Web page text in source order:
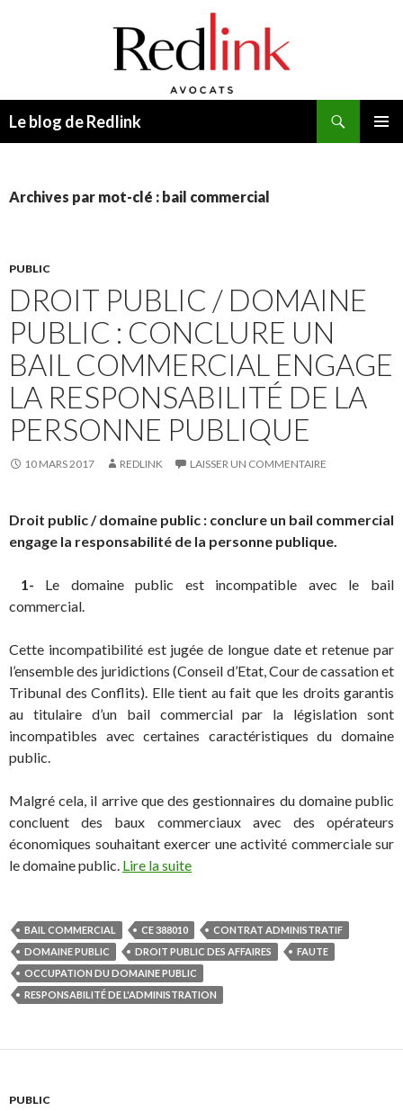
Le blog de Redlink
Archives par mot-clé : bail commercial
PUBLIC
DROIT PUBLIC / DOMAINE
PUBLIC : CONCLURE UN
BAIL COMMERCIAL ENGAGE
LA RESPONSABILITÉ DE LA
PERSONNE PUBLIQUE
10 MARS 2017 REDLINK LAISSER UN COMMENTAIRE
Droit public / domaine public : conclure un bail commercial
engage la responsabilité de la personne publique.
1- Le domaine public est incompatible avec le bail
commercial.
Cette incompatibilité est jugée de longue date et retenue par
l’ensemble des juridictions (Conseil d’Etat, Cour de cassation et
Tribunal des Conflits). Elle tient au fait que les droits garantis
au titulaire d’un bail commercial par la législation sont
incompatibles avec certaines caractéristiques du domaine
public.
Malgré cela, il arrive que des gestionnaires du domaine public
concluent des baux commerciaux avec des opérateurs
économiques souhaitant exercer une activité commerciale sur
le domaine public. Lire la suite
BAIL COMMERCIAL CE 388010
CONTRAT ADMINISTRATIF
DOMAINE PUBLIC
DROIT PUBLIC DES AFFAIRES
FAUTE
OCCUPATION DU DOMAINE PUBLIC
RESPONSABILITÉ DE L'ADMINISTRATION
PUBLIC